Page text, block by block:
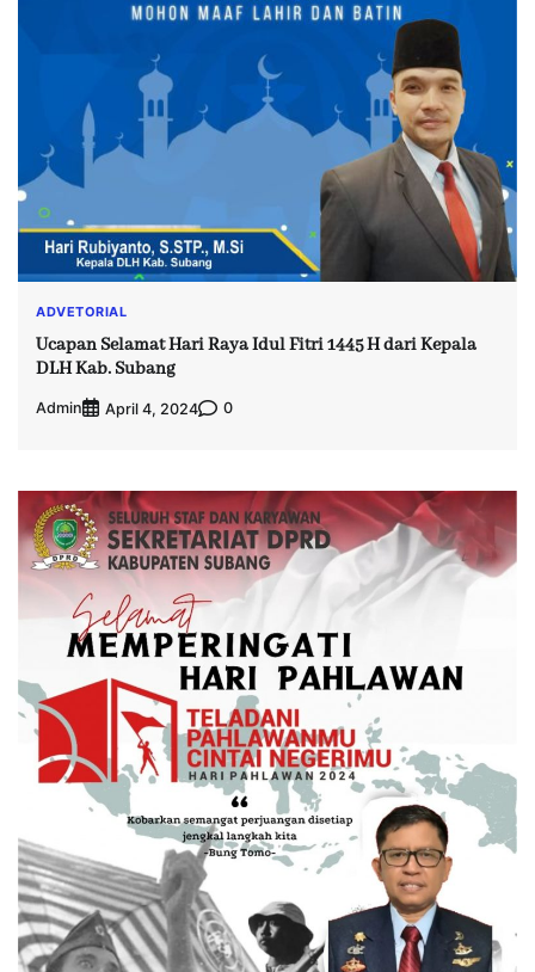
ADVETORIAL
Ucapan Selamat Hari Raya Idul Fitri 1445 H dari Kepala
DLH Kab. Subang
Admin April 4, 2024 0